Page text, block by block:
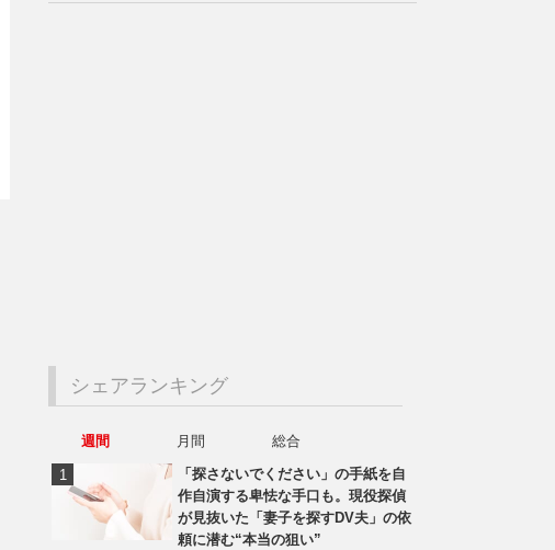
シェアランキング
週間 月間
総合
「探さないでください」の手紙を自
作自演する卑怯な手口も。現役探偵
が見抜いた「妻子を探すDV夫」の依
頼に潜む“本当の狙い”